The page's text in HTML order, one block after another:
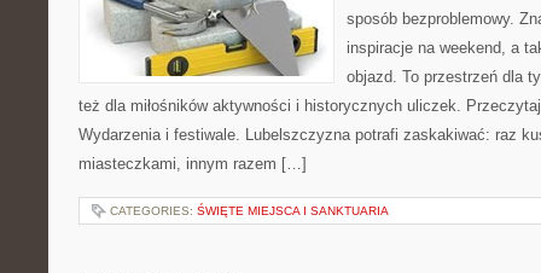
sposób bezproblemowy.
inspiracje na weekend, a
objazd. To przestrzeń dla
też dla miłośników aktywności i historycznych uliczek.
Wydarzenia i festiwale. Lubelszczyzna potrafi zaskakiwać: raz
miasteczkami, innym razem […]
CATEGORIES: ŚWIĘTE MIEJSCA I SANKTUARIA